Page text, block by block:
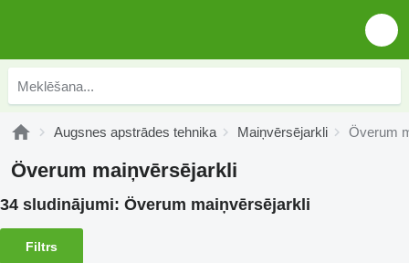
Augsnes apstrādes tehnika Maiņvērsējarkli Överum
Överum maiņvērsējarkli
34 sludinājumi: Överum maiņvērsējarkli
Filtrs